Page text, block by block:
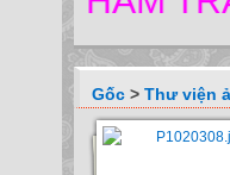
Gốc > Thư viện